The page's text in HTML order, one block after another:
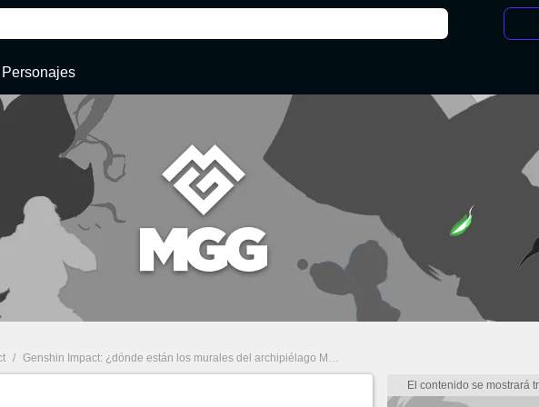
Personajes
/ Genshin Impact: ¿dónde están los murales del archipiélago Manzana Dorada?